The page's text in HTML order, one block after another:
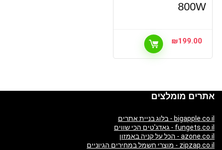
800W
₪199.00
אתרים מומלצים
bigapple.co.il - בלוג בניית אתרים
fungets.co.il - גאדג'טים הכי שווים
azone.co.il - הכל על קניה באמזון
zipzap.co.il - מוצרי חשמל במחירים הגיוניים